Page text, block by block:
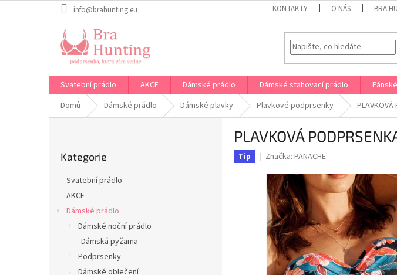
na
info@brahunting.eu KONTAKTY O NÁS BRA
Svatební prádlo AKCE Dámské prádlo Dámské stahovací prádlo
Domů
Dámské prádlo Dámské plavky Plavkové podprsenky PLAVKOVÁ
kategorie
Kategorie
Svatební prádlo
AKCE
Dámské prádlo
Dámské noční prádlo
Dámská pyžama
Podprsenky
Dámské oblečení
PLAVKOVÁ
Tip Značka: PANACHE